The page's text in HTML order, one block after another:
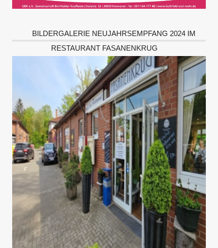
BILDERGALERIE NEUJAHRSEMPFANG 2024 IM
RESTAURANT FASANENKRUG